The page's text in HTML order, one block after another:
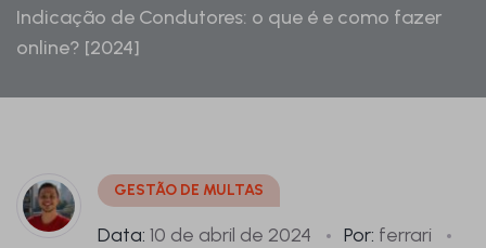
Indicação de Condutores: o que é e como fazer
online? [2024]
GESTÃO DE MULTAS
Data: 10 de abril de 2024 Por: ferrari